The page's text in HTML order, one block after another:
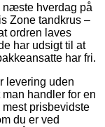
næste hverdag på
Zone tandkrus –
ordren laves
har udsigt til at
har fri.
levering uden
handler for en
prisbevidste
du er ved